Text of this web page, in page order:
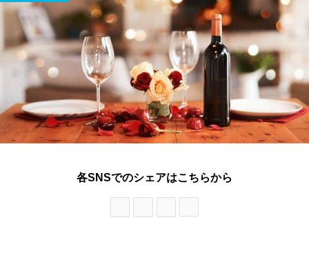
各SNSでのシェアはこちらから